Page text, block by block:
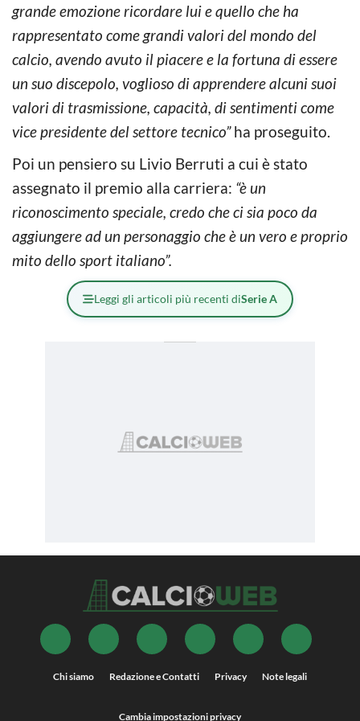
grande emozione ricordare lui e quello che ha
rappresentato come grandi valori del mondo del
calcio, avendo avuto il piacere e la fortuna di essere
un suo discepolo, voglioso di apprendere alcuni suoi
valori di trasmissione, capacità, di sentimenti come
vice presidente del settore tecnico”ha proseguito.
Poi un pensiero su Livio Berruti a cui è stato
assegnato il premio alla carriera: “è un
riconoscimento speciale, credo che ci sia poco da
aggiungere ad un personaggio che è un vero e proprio
mito dello sport italiano”.
Leggi gli articoli più recenti diSerie A
Chi siamo Redazione e Contatti Privacy Note legali
Cambia impostazioni privacy